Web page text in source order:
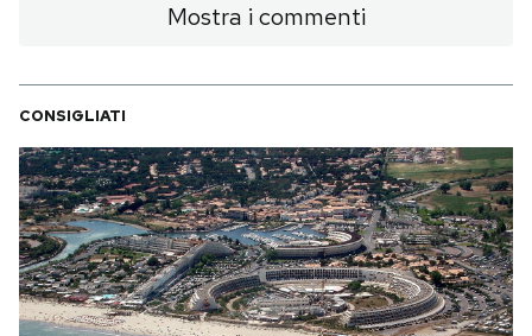
Mostra i commenti
CONSIGLIATI